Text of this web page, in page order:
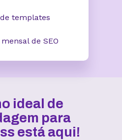
templates
de SEO
ideal de
para
está aqui!